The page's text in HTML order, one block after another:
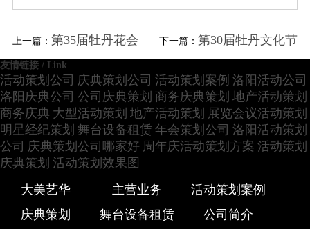
上一篇： 第35届牡丹花会 下一篇：第30届牡丹文化节
友情链接 / Link
活动策划公司 庆典策划公司 活动策划案例 洛阳活动公司
洛阳庆典公司 公司庆典策划 商务庆典策划 地产活动策划
商务庆典 大型活动策划 地产活动策划 展览会议活动策划
明星经纪策划 舞台设备租赁 年会策划公司 洛阳活动策划
公司 庆典策划公司哪家好 周年庆活动策划方案 活动策划
庆典策划 活动策划效果图
大美艺华
主营业务
活动策划案例
庆典策划
舞台设备租赁 公司简介